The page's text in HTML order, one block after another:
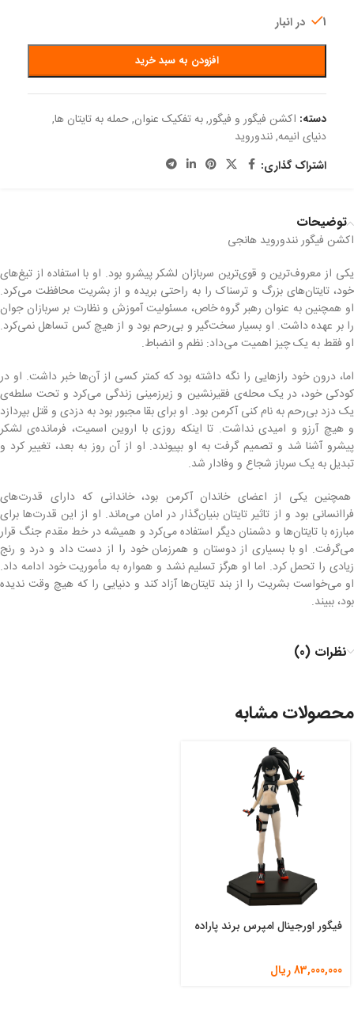
1 در انبار
افزودن به سبد خرید
دسته: اکشن فیگور و فیگور,به تفکیک عنوان,حمله به تایتان ها,
دنیای انیمه,نندوروید
اشتراک گذاری:
توضیحات
اکشن فیگور نندوروید هانجی
یکی از معروف‌ترین و قوی‌ترین سربازان لشکر پیشرو بود. او با استفاده از تیغ‌های
خود، تایتان‌های بزرگ و ترسناک را به راحتی بریده و از بشریت محافظت می‌کرد.
او همچنین به عنوان رهبر گروه خاص، مسئولیت آموزش و نظارت بر سربازان جوان
را بر عهده داشت. او بسیار سخت‌گیر و بی‌رحم بود و از هیچ کس تساهل نمی‌کرد.
او فقط به یک چیز اهمیت می‌داد: نظم و انضباط.
اما، درون خود رازهایی را نگه داشته بود که کمتر کسی از آن‌ها خبر داشت. او در
کودکی خود، در یک محله‌ی فقیرنشین و زیرزمینی زندگی می‌کرد و تحت سلطه‌ی
یک دزد بی‌رحم به نام کنی آکرمن بود. او برای بقا مجبور بود به دزدی و قتل بپردازد
و هیچ آرزو و امیدی نداشت. تا اینکه روزی با اروین اسمیت، فرمانده‌ی لشکر
پیشرو آشنا شد و تصمیم گرفت به او بپیوندد. او از آن روز به بعد، تغییر کرد و
تبدیل به یک سرباز شجاع و وفادار شد.
همچنین یکی از اعضای خاندان آکرمن بود، خاندانی که دارای قدرت‌های
فراانسانی بود و از تاثیر تایتان بنیان‌گذار در امان می‌ماند. او از این قدرت‌ها برای
مبارزه با تایتان‌ها و دشمنان دیگر استفاده می‌کرد و همیشه در خط مقدم جنگ قرار
می‌گرفت. او با بسیاری از دوستان و همرزمان خود را از دست داد و درد و رنج
زیادی را تحمل کرد. اما او هرگز تسلیم نشد و همواره به مأموریت خود ادامه داد.
او می‌خواست بشریت را از بند تایتان‌ها آزاد کند و دنیایی را که هیچ وقت ندیده
بود، ببیند.
نظرات (0)
محصولات مشابه
فیگور اورجینال امپرس برند پاراده
83,000,000ریال